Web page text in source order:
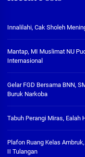
Innalilahi, Cak Sholeh
Mantap, MI Muslimat NU
Internasional
Gelar FGD Bersama BNN,
Buruk Narkoba
Tabuh Perangi Miras, Ealah
Plafon Ruang Kelas
II Tulangan